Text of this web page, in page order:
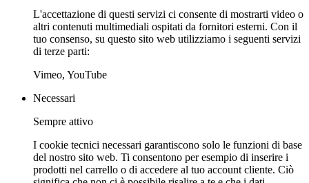
L'accettazione di questi servizi ci consente di mostrarti video o
altri contenuti multimediali ospitati da fornitori esterni. Con il
tuo consenso, su questo sito web utilizziamo i seguenti servizi
di terze parti:
Vimeo, YouTube
Necessari
Sempre attivo
I cookie tecnici necessari garantiscono solo le funzioni di base
del nostro sito web. Ti consentono per esempio di inserire i
prodotti nel carrello o di accedere al tuo account cliente. Ciò